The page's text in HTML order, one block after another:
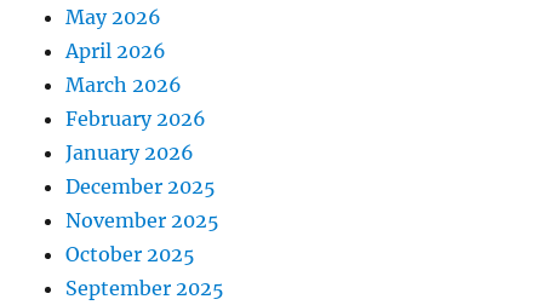
May 2026
April 2026
March 2026
February 2026
January 2026
December 2025
November 2025
October 2025
September 2025